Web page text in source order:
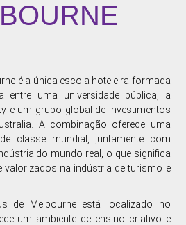
é a única escola hoteleira formada
entre uma universidade pública, a
e um grupo global de investimentos
A combinação oferece uma
classe mundial, juntamente com
do mundo real, o que significa
valorizados na indústria de turismo e
de Melbourne está localizado no
um ambiente de ensino criativo e